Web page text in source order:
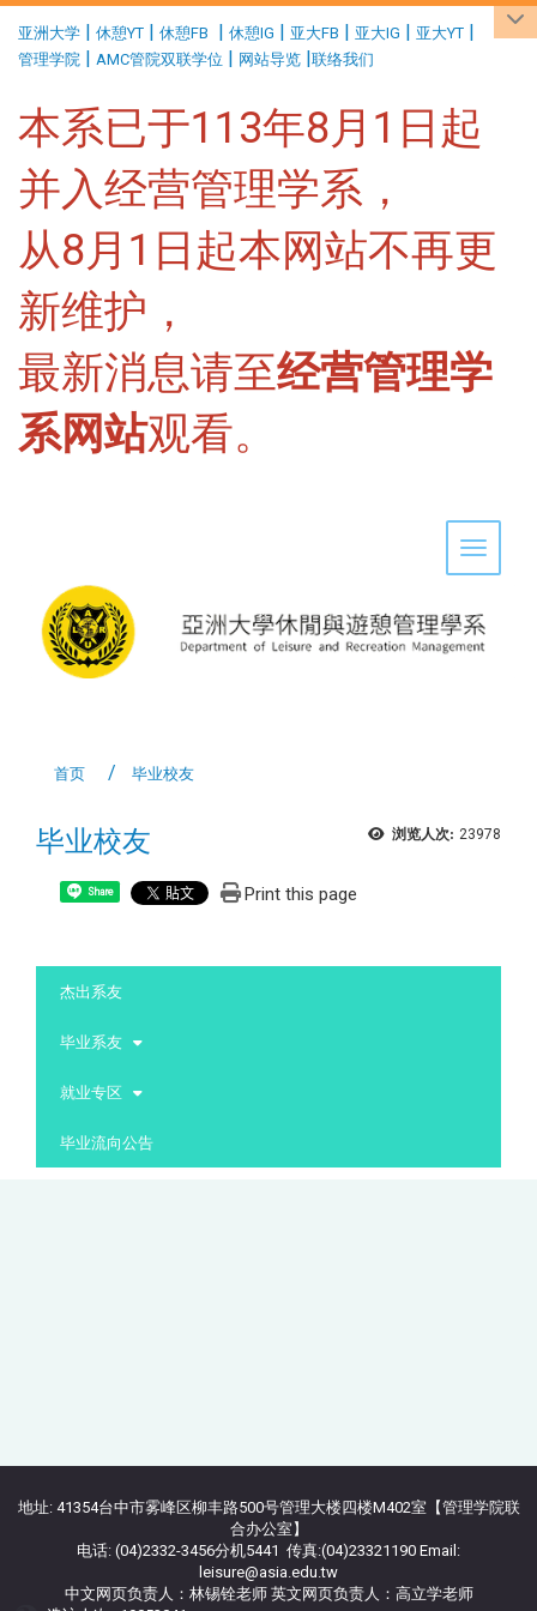
亚洲大学 | 休憩YT | 休憩FB | 休憩IG | 亚大FB | 亚大IG | 亚大YT |
管理学院 | AMC管院双联学位 | 网站导览 |联络我们
本系已于113年8月1日起
并入经营管理学系，
从8月1日起本网站不再更
新维护，
最新消息请至经营管理学
系网站观看。
Toggle
首页 毕业校友
浏览人次: 23978
毕业校友
Share Print this page
杰出系友
毕业系友
就业专区
毕业流向公告
地址: 41354台中市雾峰区柳丰路500号管理大楼四楼M402室【管理学院联
合办公室】
电话: (04)2332-3456分机5441 传真:(04)23321190 Email:
leisure@asia.edu.tw
中文网页负责人：林锡铨老师 英文网页负责人：高立学老师